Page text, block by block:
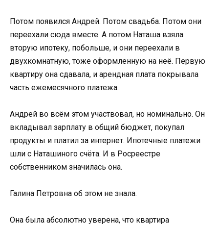
Потом появился Андрей. Потом свадьба. Потом они
переехали сюда вместе. А потом Наташа взяла
вторую ипотеку, побольше, и они переехали в
двухкомнатную, тоже оформленную на неё. Первую
квартиру она сдавала, и арендная плата покрывала
часть ежемесячного платежа.
Андрей во всём этом участвовал, но номинально. Он
вкладывал зарплату в общий бюджет, покупал
продукты и платил за интернет. Ипотечные платежи
шли с Наташиного счёта. И в Росреестре
собственником значилась она.
Галина Петровна об этом не знала.
Она была абсолютно уверена, что квартира